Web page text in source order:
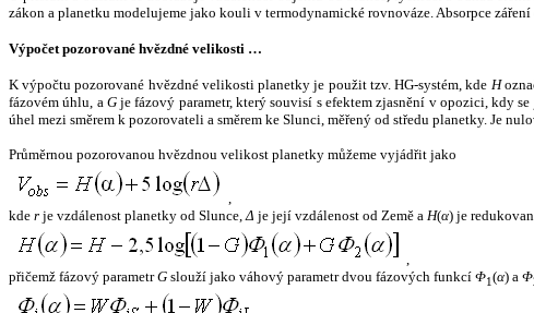
zákon a planetku modelujeme jako kouli v termodynamické rovnováze. Absorpce
Výpočet pozorované hvězdné velikosti …
K výpočtu pozorované hvězdné velikosti planetky je použit tzv. HG-systém, kde H
fázovém úhlu, a Gje fázový parametr, který souvisí s efektem zjasnění v opozici, kdy
úhel mezi směrem k pozorovateli a směrem ke Slunci, měřený od středu planetky. Je
Průměrnou pozorovanou hvězdnou velikost planetky můžeme vyjádřit jako
,
kde r je vzdálenost planetky od Slunce,Δ je její vzdálenost od Země a H(α) je
,
přičemž fázový parametrG slouží jako váhový parametr dvou fázových funkcí Φ1(α) a Φ